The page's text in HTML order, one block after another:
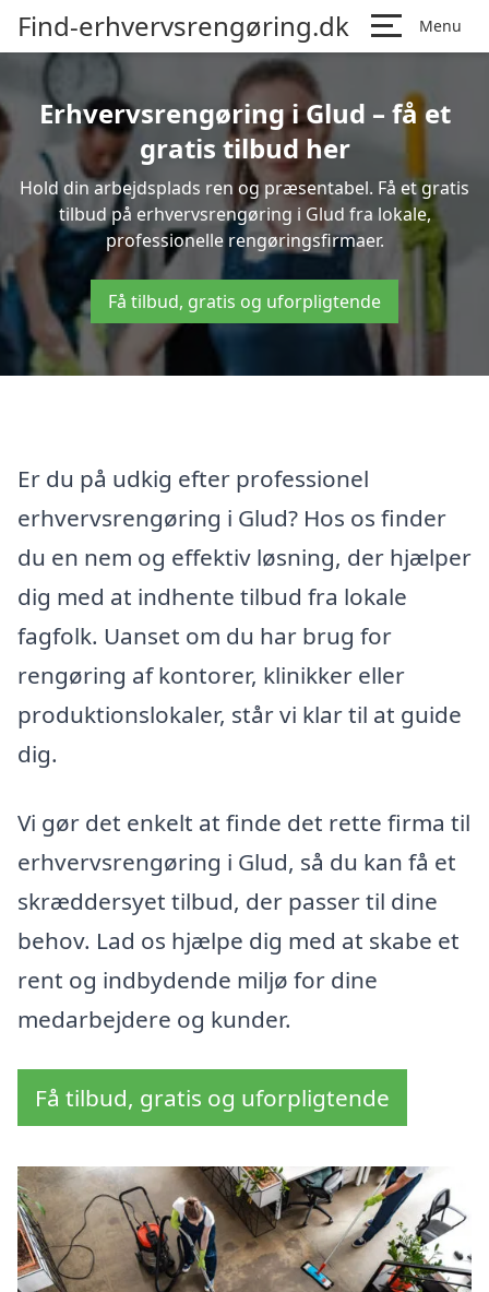
Find-erhvervsrengøring.dk Menu
Erhvervsrengøring i Glud – få et
gratis tilbud her
Hold din arbejdsplads ren og præsentabel. Få et gratis
tilbud på erhvervsrengøring i Glud fra lokale,
professionelle rengøringsfirmaer.
Få tilbud, gratis og uforpligtende
Er du på udkig efter professionel
erhvervsrengøring i Glud? Hos os finder
du en nem og effektiv løsning, der hjælper
dig med at indhente tilbud fra lokale
fagfolk. Uanset om du har brug for
rengøring af kontorer, klinikker eller
produktionslokaler, står vi klar til at guide
dig.
Vi gør det enkelt at finde det rette firma til
erhvervsrengøring i Glud, så du kan få et
skræddersyet tilbud, der passer til dine
behov. Lad os hjælpe dig med at skabe et
rent og indbydende miljø for dine
medarbejdere og kunder.
Få tilbud, gratis og uforpligtende